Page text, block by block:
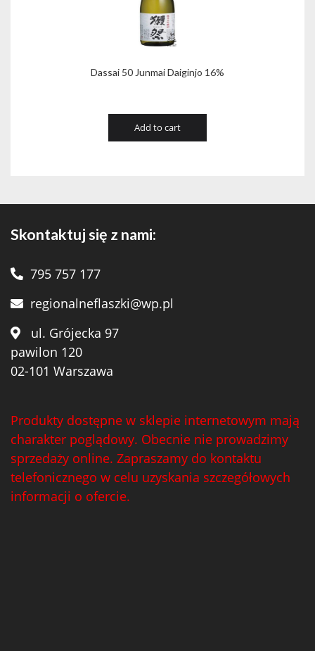
Dassai 50 Junmai Daiginjo 16%
Add to cart
Skontaktuj się z nami:
795 757 177
regionalneflaszki@wp.pl
ul. Grójecka 97
pawilon 120
02-101 Warszawa
Produkty dostępne w sklepie internetowym mają
charakter poglądowy. Obecnie nie prowadzimy
sprzedaży online. Zapraszamy do kontaktu
telefonicznego w celu uzyskania szczegółowych
informacji o ofercie.